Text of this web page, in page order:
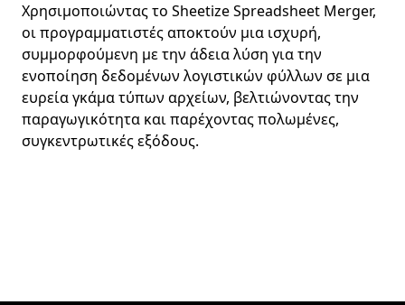
Χρησιμοποιώντας το Sheetize Spreadsheet Merger,
οι προγραμματιστές αποκτούν μια ισχυρή,
συμμορφούμενη με την άδεια λύση για την
ενοποίηση δεδομένων λογιστικών φύλλων σε μια
ευρεία γκάμα τύπων αρχείων, βελτιώνοντας την
παραγωγικότητα και παρέχοντας πολωμένες,
συγκεντρωτικές εξόδους.